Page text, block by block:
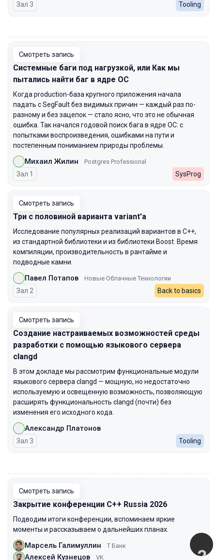
Зал 3 Tooling
Смотреть запись
Системные баги под нагрузкой, или Как мы
пытались найти баг в ядре ОС
Когда production-база крупного приложения начала
падать с SegFault без видимых причин — каждый раз по-
разному и без зацепок — стало ясно, что это не обычная
ошибка. Так начался годовой поиск бага в ядре ОС: с
попытками воспроизведения, ошибками на пути и
постепенным пониманием природы проблемы.
Михаил Жилин Postgres Professional
Зал 1 SysProg
Смотреть запись
Три с половиной варианта variant'a
Исследование популярных реализаций вариантов в C++,
из стандартной библиотеки и из библиотеки Boost. Время
компиляции, производительность в рантайме и
подводные камни.
Павел Потапов Новые Облачные Технологии
Зал 2 Back to basics
Смотреть запись
Создание настраиваемых возможностей среды
разработки с помощью языкового сервера
clangd
В этом докладе мы рассмотрим функциональные модули
языкового сервера clangd — мощную, но недостаточно
используемую и освещенную возможность, позволяющую
расширять функциональность clangd (почти) без
изменения его исходного кода.
Александр Платонов
Зал 3 Tooling
Смотреть запись
Закрытие конференции С++ Russia 2026
Подводим итоги конференции, вспоминаем яркие
моменты и рассказываем о дальнейших планах.
Марсель Галимуллин Т Банк
Алексей Кузнецов VK